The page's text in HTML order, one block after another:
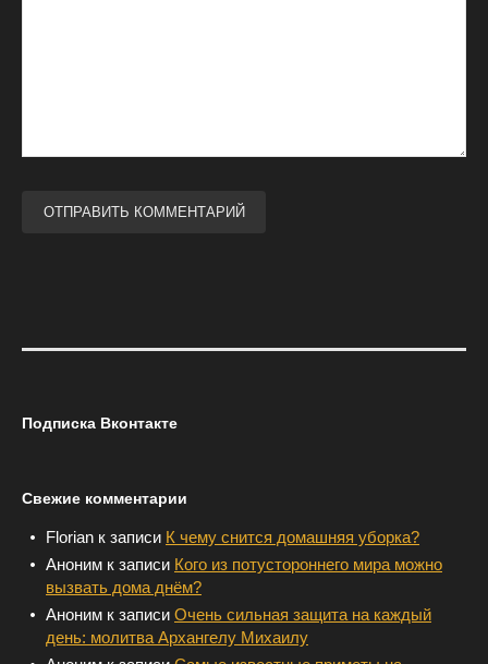
Подписка Вконтакте
Свежие комментарии
Florian к записи К чему снится домашняя уборка?
Аноним к записи Кого из потустороннего мира можно
вызвать дома днём?
Аноним к записи Очень сильная защита на каждый
день: молитва Архангелу Михаилу